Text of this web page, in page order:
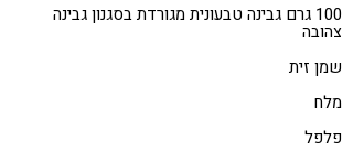
100 גרם גבינה טבעונית מגורדת בסגנון גבינה
צהובה
שמן זית
מלח
פלפל